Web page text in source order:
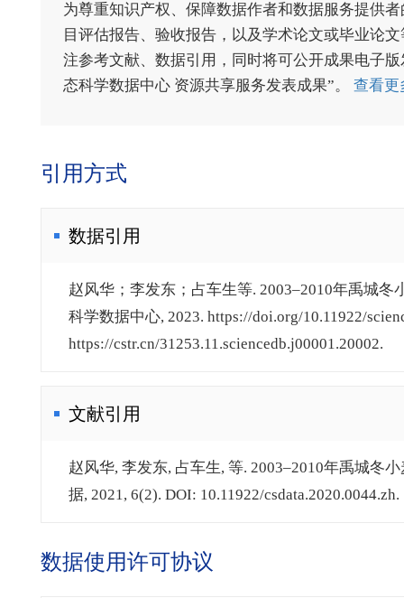
为尊重知识产权、保障数据作者和数据服务提供
目评估报告、验收报告，以及学术论文或毕业论
注参考文献、数据引用，同时将可公开成果电子
态科学数据中心 资源共享服务发表成果”。 查看
引用方式
数据引用
赵风华；李发东；占车生等. 2003–2010年禹城
科学数据中心, 2023. https://doi.org/10.11922/
https://cstr.cn/31253.11.sciencedb.j00001.20002.
文献引用
赵风华, 李发东, 占车生, 等. 2003–2010年禹城冬
据, 2021, 6(2). DOI: 10.11922/csdata.2020.0044.zh.
数据使用许可协议